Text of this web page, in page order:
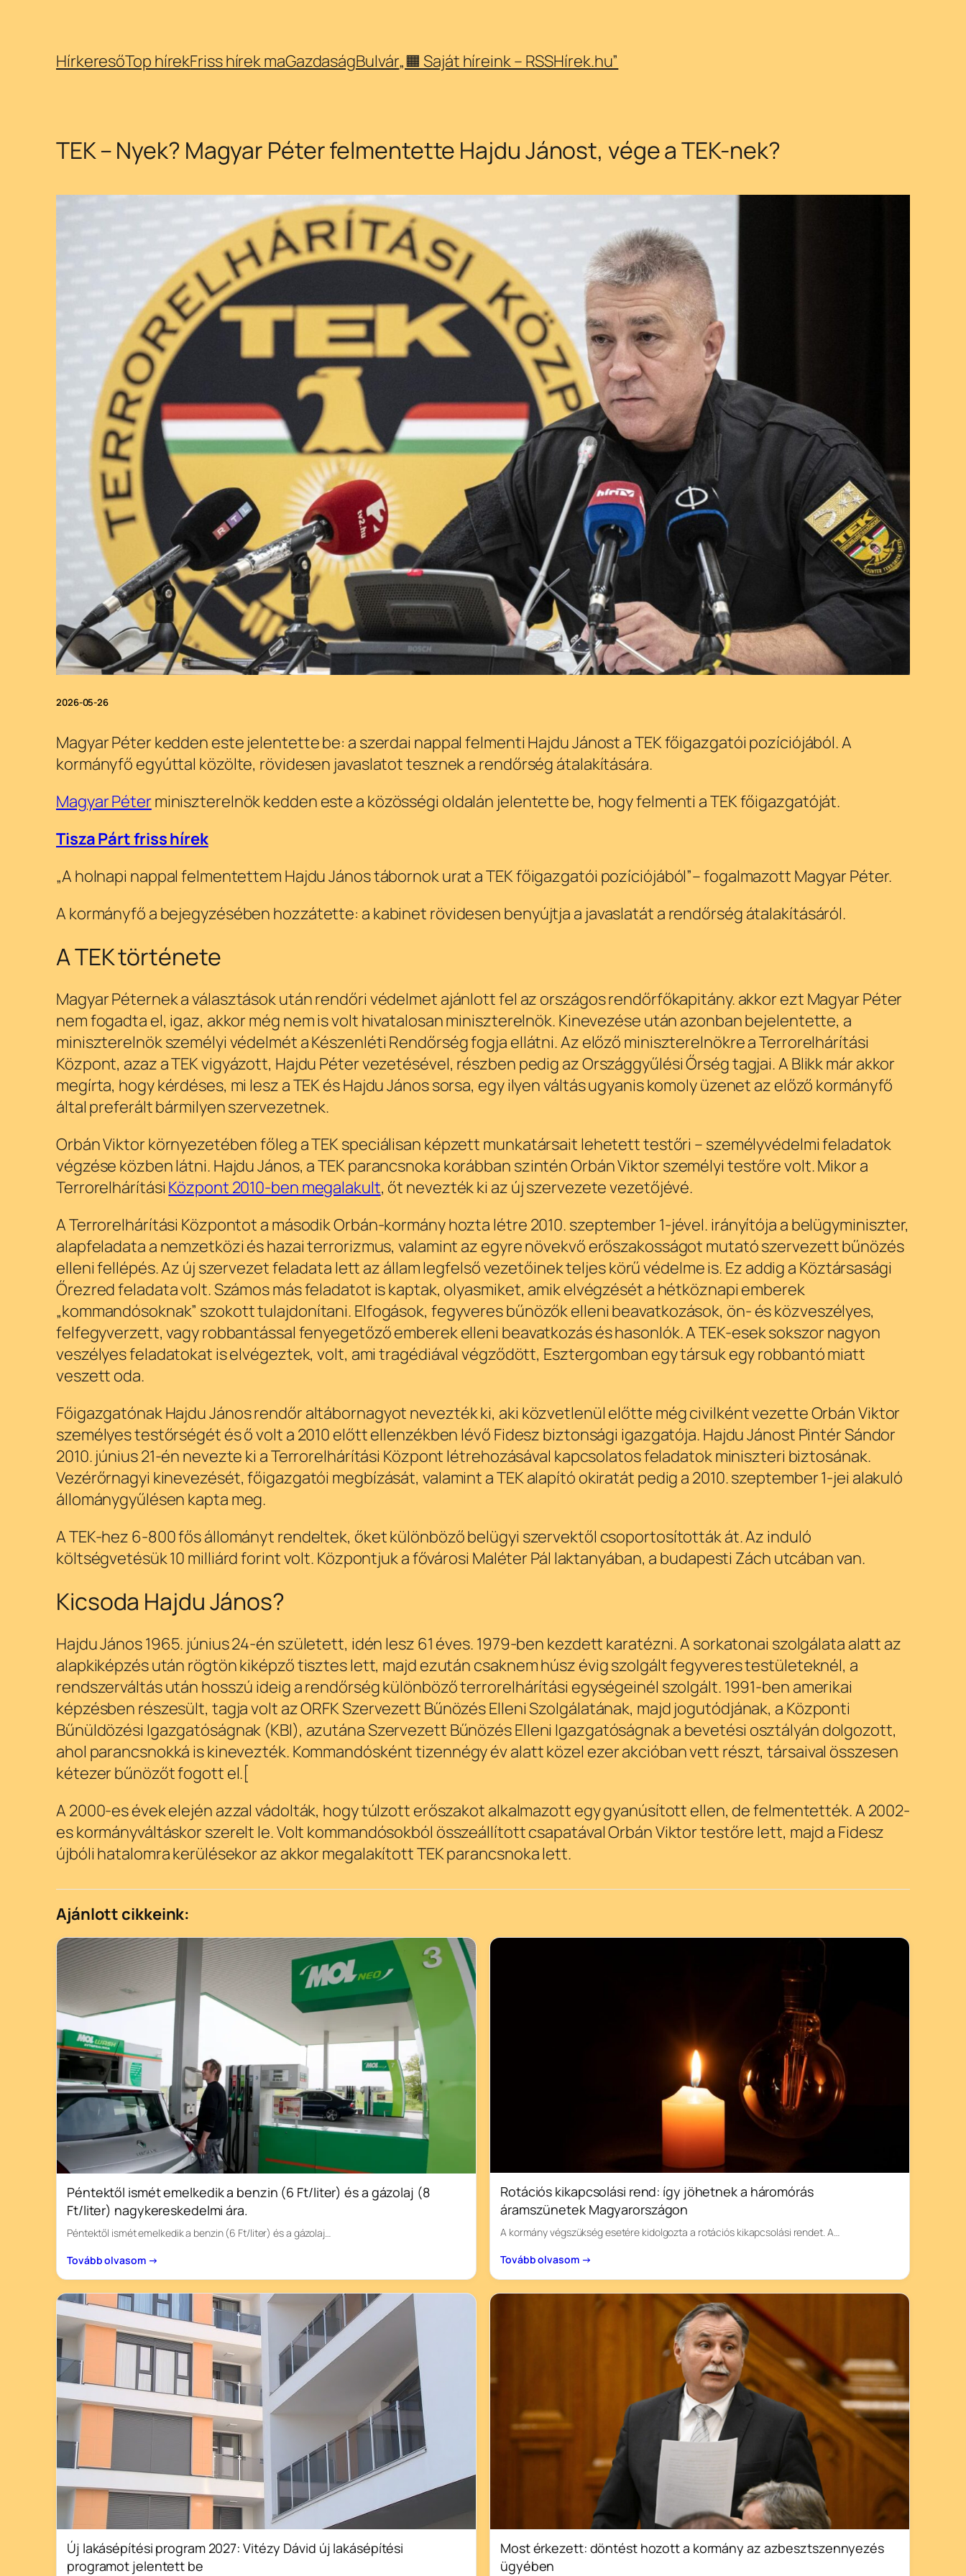
HírkeresőTop hírekFriss hírek maGazdaságBulvár„🟧 Saját híreink – RSSHírek.hu”
TEK – Nyek? Magyar Péter felmentette Hajdu Jánost, vége a TEK-nek?
2026-05-26
Magyar Péter kedden este jelentette be: a szerdai nappal felmenti Hajdu Jánost a TEK főigazgatói pozíciójából. A
kormányfő egyúttal közölte, rövidesen javaslatot tesznek a rendőrség átalakítására.
Magyar Péterminiszterelnök kedden este a közösségi oldalán jelentette be, hogy felmenti a TEK főigazgatóját.
Tisza Párt friss hírek
„A holnapi nappal felmentettem Hajdu János tábornok urat a TEK főigazgatói pozíciójából”– fogalmazott Magyar Péter.
A kormányfő a bejegyzésében hozzátette: a kabinet rövidesen benyújtja a javaslatát a rendőrség átalakításáról.
A TEK története
Magyar Péternek a választások után rendőri védelmet ajánlott fel az országos rendőrfőkapitány. akkor ezt Magyar Péter
nem fogadta el, igaz, akkor még nem is volt hivatalosan miniszterelnök. Kinevezése után azonban bejelentette, a
miniszterelnök személyi védelmét a Készenléti Rendőrség fogja ellátni. Az előző miniszterelnökre a Terrorelhárítási
Központ, azaz a TEK vigyázott, Hajdu Péter vezetésével, részben pedig az Országgyűlési Őrség tagjai. A Blikk már akkor
megírta, hogy kérdéses, mi lesz a TEK és Hajdu János sorsa, egy ilyen váltás ugyanis komoly üzenet az előző kormányfő
által preferált bármilyen szervezetnek.
Orbán Viktor környezetében főleg a TEK speciálisan képzett munkatársait lehetett testőri – személyvédelmi feladatok
végzése közben látni. Hajdu János, a TEK parancsnoka korábban szintén Orbán Viktor személyi testőre volt. Mikor a
Terrorelhárítási Központ 2010-ben megalakult, őt nevezték ki az új szervezete vezetőjévé.
A Terrorelhárítási Központot a második Orbán-kormány hozta létre 2010. szeptember 1-jével. irányítója a belügyminiszter,
alapfeladata a nemzetközi és hazai terrorizmus, valamint az egyre növekvő erőszakosságot mutató szervezett bűnözés
elleni fellépés. Az új szervezet feladata lett az állam legfelső vezetőinek teljes körű védelme is. Ez addig a Köztársasági
Őrezred feladata volt. Számos más feladatot is kaptak, olyasmiket, amik elvégzését a hétköznapi emberek
„kommandósoknak” szokott tulajdonítani. Elfogások, fegyveres bűnözők elleni beavatkozások, ön- és közveszélyes,
felfegyverzett, vagy robbantással fenyegetőző emberek elleni beavatkozás és hasonlók. A TEK-esek sokszor nagyon
veszélyes feladatokat is elvégeztek, volt, ami tragédiával végződött, Esztergomban egy társuk egy robbantó miatt
veszett oda.
Főigazgatónak Hajdu János rendőr altábornagyot nevezték ki, aki közvetlenül előtte még civilként vezette Orbán Viktor
személyes testőrségét és ő volt a 2010 előtt ellenzékben lévő Fidesz biztonsági igazgatója. Hajdu Jánost Pintér Sándor
2010. június 21-én nevezte ki a Terrorelhárítási Központ létrehozásával kapcsolatos feladatok miniszteri biztosának.
Vezérőrnagyi kinevezését, főigazgatói megbízását, valamint a TEK alapító okiratát pedig a 2010. szeptember 1-jei alakuló
állománygyűlésen kapta meg.
A TEK-hez 6-800 fős állományt rendeltek, őket különböző belügyi szervektől csoportosították át. Az induló
költségvetésük 10 milliárd forint volt. Központjuk a fővárosi Maléter Pál laktanyában, a budapesti Zách utcában van.
Kicsoda Hajdu János?
Hajdu János 1965. június 24-én született, idén lesz 61 éves. 1979-ben kezdett karatézni. A sorkatonai szolgálata alatt az
alapkiképzés után rögtön kiképző tisztes lett, majd ezután csaknem húsz évig szolgált fegyveres testületeknél, a
rendszerváltás után hosszú ideig a rendőrség különböző terrorelhárítási egységeinél szolgált. 1991-ben amerikai
képzésben részesült, tagja volt az ORFK Szervezett Bűnözés Elleni Szolgálatának, majd jogutódjának, a Központi
Bűnüldözési Igazgatóságnak (KBI), azutána Szervezett Bűnözés Elleni Igazgatóságnak a bevetési osztályán dolgozott,
ahol parancsnokká is kinevezték. Kommandósként tizennégy év alatt közel ezer akcióban vett részt, társaival összesen
kétezer bűnözőt fogott el.[
A 2000-es évek elején azzal vádolták, hogy túlzott erőszakot alkalmazott egy gyanúsított ellen, de felmentették. A 2002-
es kormányváltáskor szerelt le. Volt kommandósokból összeállított csapatával Orbán Viktor testőre lett, majd a Fidesz
újbóli hatalomra kerülésekor az akkor megalakított TEK parancsnoka lett.
Ajánlott cikkeink:
Péntektől ismét emelkedik a benzin (6 Ft/liter) és a gázolaj (8
Ft/liter) nagykereskedelmi ára.
Péntektől ismét emelkedik a benzin (6 Ft/liter) és a gázolaj…
Tovább olvasom →
Rotációs kikapcsolási rend: így jöhetnek a háromórás
áramszünetek Magyarországon
A kormány végszükség esetére kidolgozta a rotációs kikapcsolási rendet. A…
Tovább olvasom →
Új lakásépítési program 2027: Vitézy Dávid új lakásépítési
programot jelentett be
Most érkezett: döntést hozott a kormány az azbesztszennyezés
ügyében